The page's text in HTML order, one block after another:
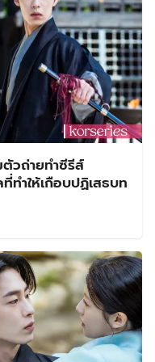
วถ่ายทำซีรีส์
ทำให้เกือบปฏิเสธบท